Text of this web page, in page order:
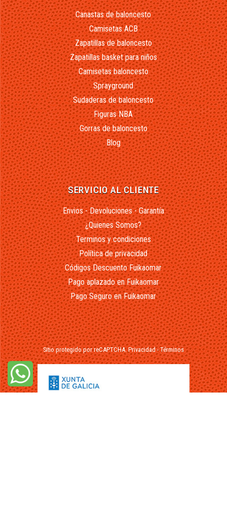
Canastas de baloncesto
Camisetas ACB
Zapatillas de baloncesto
Zapatillas basket para niños
Camisetas baloncesto
Sprayground
Sudaderas de baloncesto
Figuras NBA
Gorras de baloncesto
Blog
SERVICIO AL CLIENTE
Envios - Devoluciones - Garantía
¿Quienes Somos?
Terminos y condiciones
Política de privacidad
Códigos Descuento Fuikaomar
Pago aplazado en Fuikaomar
Pago Seguro en Fuikaomar
Sitio protegido por reCAPTCHA.Privacidad-Términos